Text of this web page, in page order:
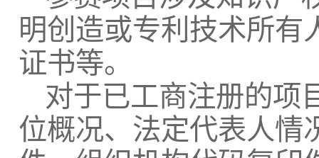
明创造或专利技术所有
证书等。
对于已工商注册的项
位概况、法定代表人情